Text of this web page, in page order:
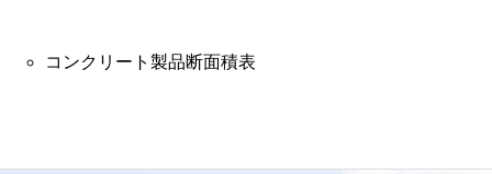
コンクリート製品断面積表